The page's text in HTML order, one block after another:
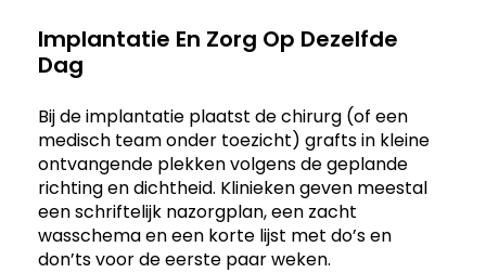
Implantatie En Zorg Op Dezelfde
Dag
Bij de implantatie plaatst de chirurg (of een
medisch team onder toezicht) grafts in kleine
ontvangende plekken volgens de geplande
richting en dichtheid. Klinieken geven meestal
een schriftelijk nazorgplan, een zacht
wasschema en een korte lijst met do’s en
don’ts voor de eerste paar weken.